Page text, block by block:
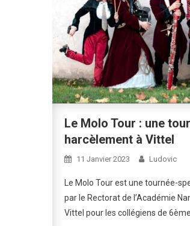
Le Molo Tour : une
harcèlement à Vittel
11 Janvier 2023 Ludovic
Le Molo Tour est une tournée-
par le Rectorat de l’Académie
Vittel pour les collégiens de